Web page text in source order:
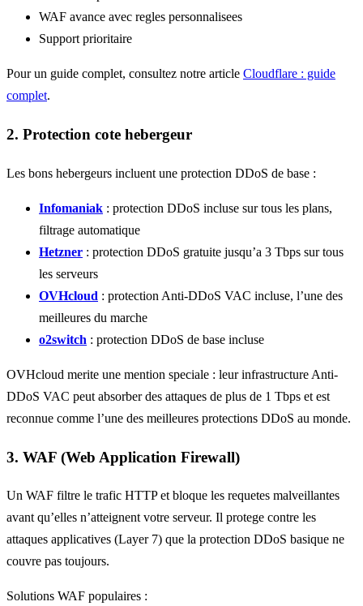
WAF avance avec regles personnalisees
Support prioritaire
Pour un guide complet, consultez notre article Cloudflare : guide
complet.
2. Protection cote hebergeur
Les bons hebergeurs incluent une protection DDoS de base :
Infomaniak : protection DDoS incluse sur tous les plans,
filtrage automatique
Hetzner : protection DDoS gratuite jusqu’a 3 Tbps sur tous
les serveurs
OVHcloud : protection Anti-DDoS VAC incluse, l’une des
meilleures du marche
o2switch : protection DDoS de base incluse
OVHcloud merite une mention speciale : leur infrastructure Anti-
DDoS VAC peut absorber des attaques de plus de 1 Tbps et est
reconnue comme l’une des meilleures protections DDoS au monde.
3. WAF (Web Application Firewall)
Un WAF filtre le trafic HTTP et bloque les requetes malveillantes
avant qu’elles n’atteignent votre serveur. Il protege contre les
attaques applicatives (Layer 7) que la protection DDoS basique ne
couvre pas toujours.
Solutions WAF populaires :